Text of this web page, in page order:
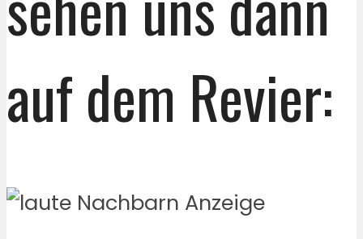
auf dem Revier: